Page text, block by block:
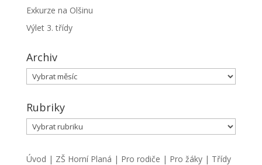
Exkurze na Olšinu
Výlet 3. třídy
Archiv
Archiv
Rubriky
Rubriky
Úvod | ZŠ Horní Planá | Pro rodiče | Pro žáky| Třídy